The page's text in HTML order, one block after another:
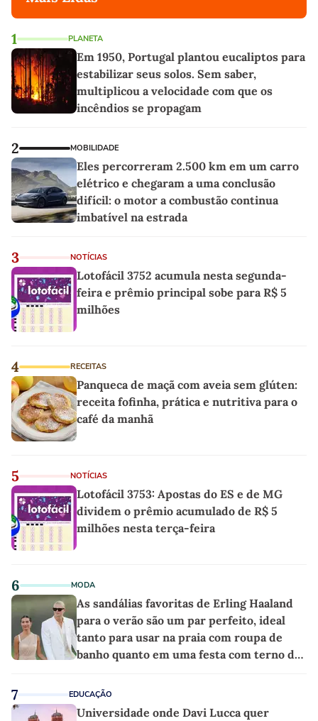
1 PLANETA
Em 1950, Portugal plantou eucaliptos para
estabilizar seus solos. Sem saber,
multiplicou a velocidade com que os
incêndios se propagam
2 MOBILIDADE
Eles percorreram 2.500 km em um carro
elétrico e chegaram a uma conclusão
difícil: o motor a combustão continua
imbatível na estrada
3 NOTÍCIAS
Lotofácil 3752 acumula nesta segunda-
feira e prêmio principal sobe para R$ 5
milhões
4 RECEITAS
Panqueca de maçã com aveia sem glúten:
receita fofinha, prática e nutritiva para o
café da manhã
5 NOTÍCIAS
Lotofácil 3753: Apostas do ES e de MG
dividem o prêmio acumulado de R$ 5
milhões nesta terça-feira
6 MODA
As sandálias favoritas de Erling Haaland
para o verão são um par perfeito, ideal
tanto para usar na praia com roupa de
banho quanto em uma festa com terno de
7 EDUCAÇÃO
Universidade onde Davi Lucca quer